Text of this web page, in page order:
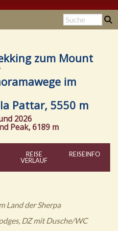
zum Mount
im
Pattar, 5550 m
2026
Peak, 6189 m
REISE
VERLAUF
REISEINFO
Land der Sherpa
DZ mit Dusche/WC